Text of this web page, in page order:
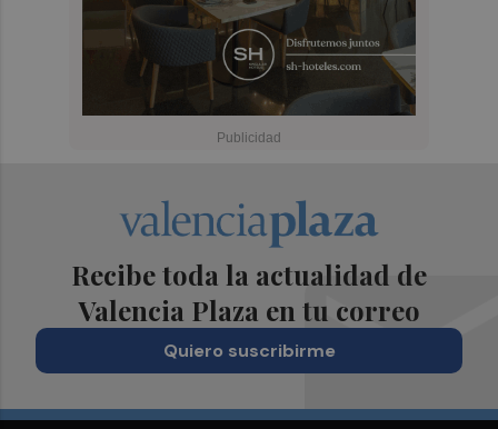
Recibe toda la actualidad de
Valencia Plaza en tu correo
Quiero suscribirme